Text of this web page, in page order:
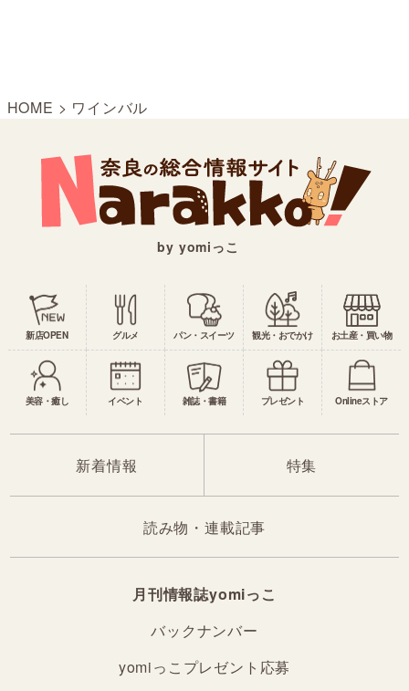
HOME > ワインバル
by yomiっこ
新店OPEN グルメ パン・スイーツ 観光・おでかけ お土産・買い物
美容・癒し イベント 雑誌・書籍 プレゼント Onlineストア
新着情報 特集
読み物・連載記事
月刊情報誌yomiっこ
バックナンバー
yomiっこプレゼント応募